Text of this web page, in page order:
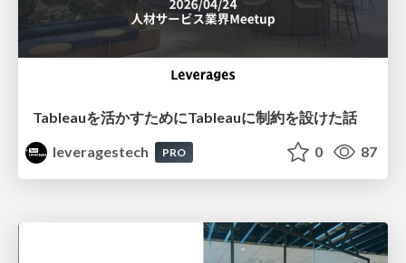
Tableauを活かすためにTableauに制約を設けた話
leveragestech
PRO 0 87